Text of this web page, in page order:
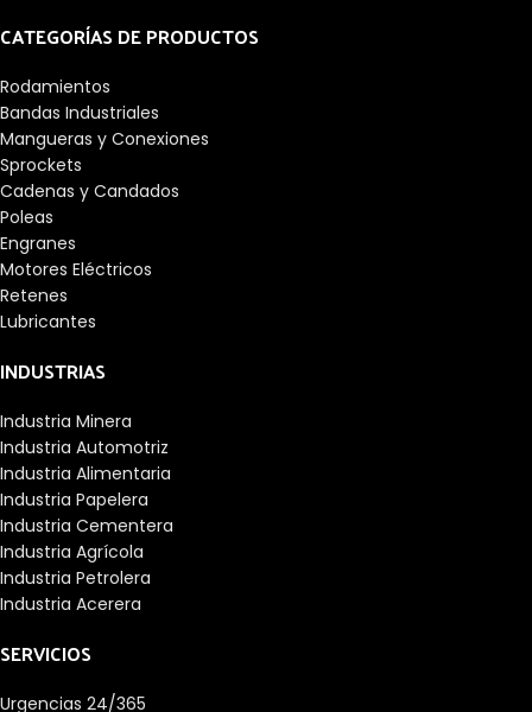
CATEGORÍAS DE PRODUCTOS
Rodamientos
Bandas Industriales
Mangueras y Conexiones
Sprockets
Cadenas y Candados
Poleas
Engranes
Motores Eléctricos
Retenes
Lubricantes
INDUSTRIAS
Industria Minera
Industria Automotriz
Industria Alimentaria
Industria Papelera
Industria Cementera
Industria Agrícola
Industria Petrolera
Industria Acerera
SERVICIOS
Urgencias 24/365